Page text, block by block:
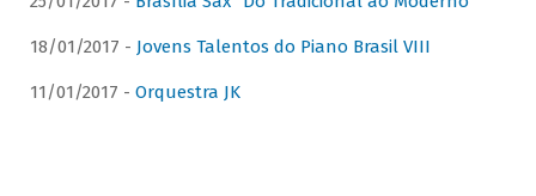
18/01/2017 - Jovens Talentos do Piano Brasil VIII
11/01/2017 - Orquestra JK